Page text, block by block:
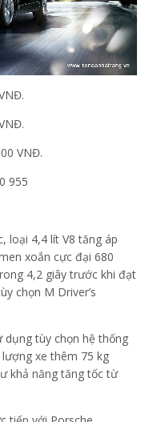
VNĐ.
955
loại 4,4 lít V8 tăng áp
xoắn cực đại 680
4,2 giây trước khi đạt
chọn M Driver’s
dụng tùy chọn hệ thống
xe thêm 75 kg
khả năng tăng tốc từ